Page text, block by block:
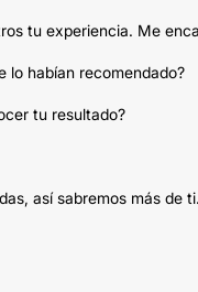
tu experiencia. Me
lo habían recomendado?
tu resultado?
así sabremos más de ti.